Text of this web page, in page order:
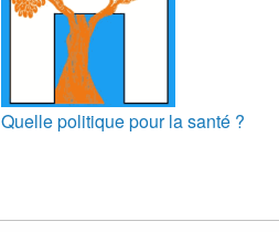
Quelle politique pour la santé ?